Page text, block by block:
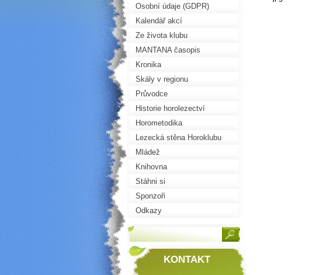
Osobní údaje (GDPR)
Kalendář akcí
Ze života klubu
MANTANA časopis
Kronika
Skály v regionu
Průvodce
Historie horolezectví
Horometodika
Lezecká stěna Horoklubu
Mládež
Knihovna
Stáhni si
Sponzoři
Odkazy
KONTAKT